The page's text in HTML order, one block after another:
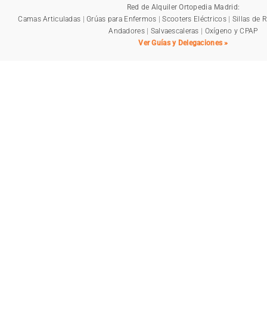
Red de Alquiler Ortopedia Madrid:
Camas Articuladas |Grúas para Enfermos |Scooters Eléctricos| Sillas de
Andadores| Salvaescaleras | Oxígeno y CPAP
Ver Guías y Delegaciones »